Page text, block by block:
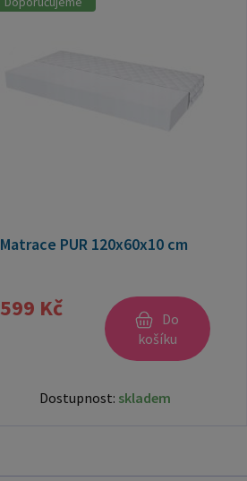
Matrace PUR 120x60x10 cm
599 Kč
Do
košíku
Dostupnost: skladem